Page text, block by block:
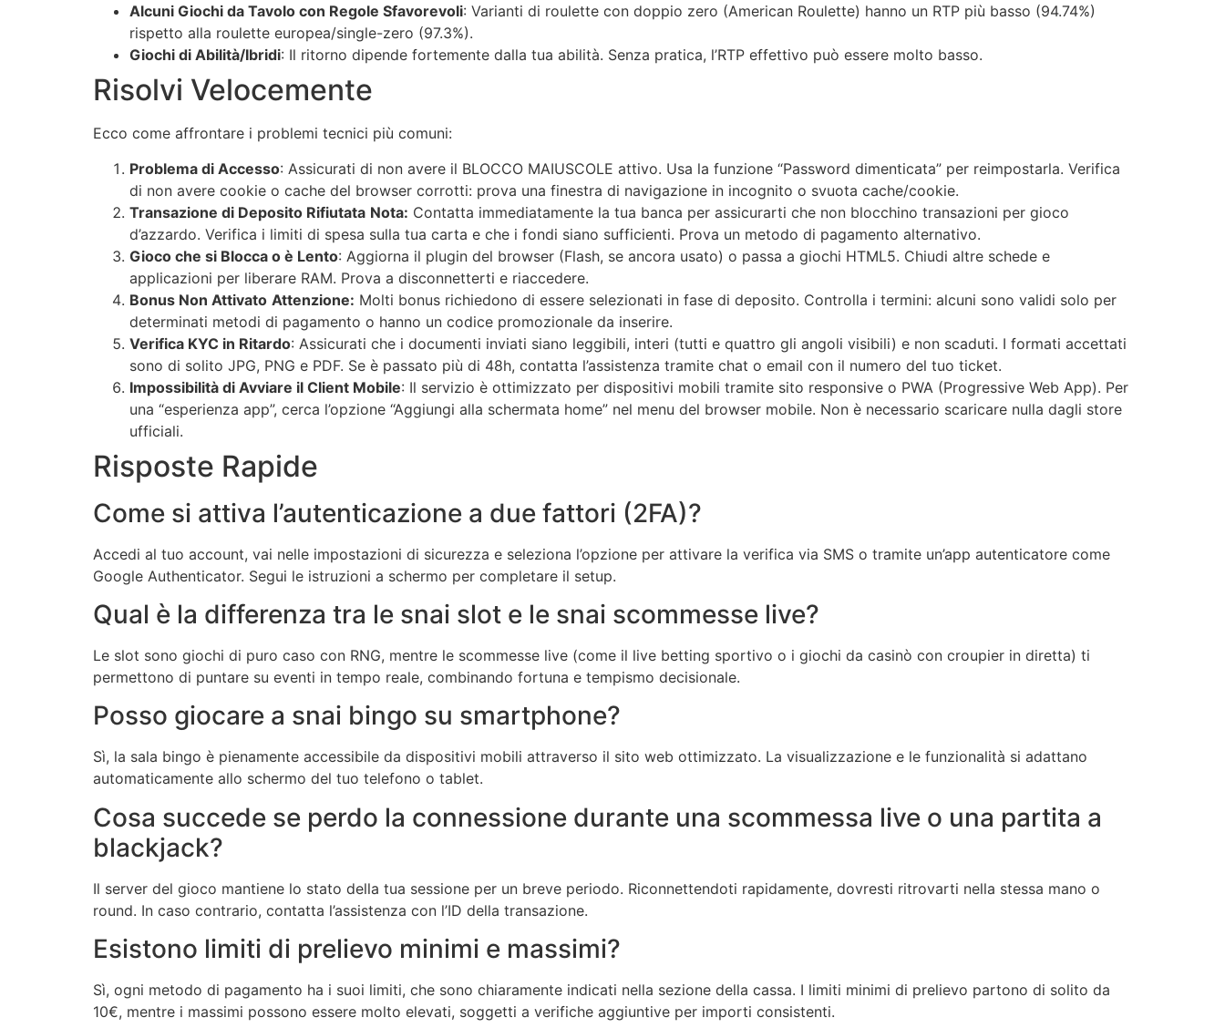
Alcuni Giochi da Tavolo con Regole Sfavorevoli: Varianti di roulette con doppio zero (American Roulette) hanno un RTP più basso (94.74%)
rispetto alla roulette europea/single-zero (97.3%).
Giochi di Abilità/Ibridi: Il ritorno dipende fortemente dalla tua abilità. Senza pratica, l’RTP effettivo può essere molto basso.
Risolvi Velocemente
Ecco come affrontare i problemi tecnici più comuni:
Problema di Accesso: Assicurati di non avere il BLOCCO MAIUSCOLE attivo. Usa la funzione “Password dimenticata” per reimpostarla. Verifica
di non avere cookie o cache del browser corrotti: prova una finestra di navigazione in incognito o svuota cache/cookie.
Transazione di Deposito Rifiutata Nota: Contatta immediatamente la tua banca per assicurarti che non blocchino transazioni per gioco
d’azzardo. Verifica i limiti di spesa sulla tua carta e che i fondi siano sufficienti. Prova un metodo di pagamento alternativo.
Gioco che si Blocca o è Lento: Aggiorna il plugin del browser (Flash, se ancora usato) o passa a giochi HTML5. Chiudi altre schede e
applicazioni per liberare RAM. Prova a disconnetterti e riaccedere.
Bonus Non Attivato Attenzione: Molti bonus richiedono di essere selezionati in fase di deposito. Controlla i termini: alcuni sono validi solo per
determinati metodi di pagamento o hanno un codice promozionale da inserire.
Verifica KYC in Ritardo: Assicurati che i documenti inviati siano leggibili, interi (tutti e quattro gli angoli visibili) e non scaduti. I formati accettati
sono di solito JPG, PNG e PDF. Se è passato più di 48h, contatta l’assistenza tramite chat o email con il numero del tuo ticket.
Impossibilità di Avviare il Client Mobile: Il servizio è ottimizzato per dispositivi mobili tramite sito responsive o PWA (Progressive Web App). Per
una “esperienza app”, cerca l’opzione “Aggiungi alla schermata home” nel menu del browser mobile. Non è necessario scaricare nulla dagli store
ufficiali.
Risposte Rapide
Come si attiva l’autenticazione a due fattori (2FA)?
Accedi al tuo account, vai nelle impostazioni di sicurezza e seleziona l’opzione per attivare la verifica via SMS o tramite un’app autenticatore come
Google Authenticator. Segui le istruzioni a schermo per completare il setup.
Qual è la differenza tra le snai slot e le snai scommesse live?
Le slot sono giochi di puro caso con RNG, mentre le scommesse live (come il live betting sportivo o i giochi da casinò con croupier in diretta) ti
permettono di puntare su eventi in tempo reale, combinando fortuna e tempismo decisionale.
Posso giocare a snai bingo su smartphone?
Sì, la sala bingo è pienamente accessibile da dispositivi mobili attraverso il sito web ottimizzato. La visualizzazione e le funzionalità si adattano
automaticamente allo schermo del tuo telefono o tablet.
Cosa succede se perdo la connessione durante una scommessa live o una partita a
blackjack?
Il server del gioco mantiene lo stato della tua sessione per un breve periodo. Riconnettendoti rapidamente, dovresti ritrovarti nella stessa mano o
round. In caso contrario, contatta l’assistenza con l’ID della transazione.
Esistono limiti di prelievo minimi e massimi?
Sì, ogni metodo di pagamento ha i suoi limiti, che sono chiaramente indicati nella sezione della cassa. I limiti minimi di prelievo partono di solito da
10€, mentre i massimi possono essere molto elevati, soggetti a verifiche aggiuntive per importi consistenti.